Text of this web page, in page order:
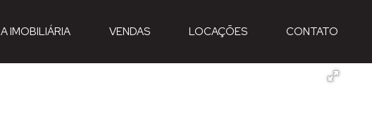
CONTATO
LOCAÇÕES
VENDAS
A IMOBILIÁRIA